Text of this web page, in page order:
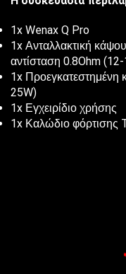
1x Wenax Q Pro
1x Ανταλλακτική
αντίσταση 0.8Ohm
1x Προεγκατεστημένη
25W)
1x Εγχειρίδιο χρήσης
1x Καλώδιο φόρτισης